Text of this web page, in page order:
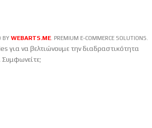
BY WEBARTS.ME . PREMIUM E-COMMERCE SOLUTIONS.
για να βελτιώνουμε την διαδραστικότητα